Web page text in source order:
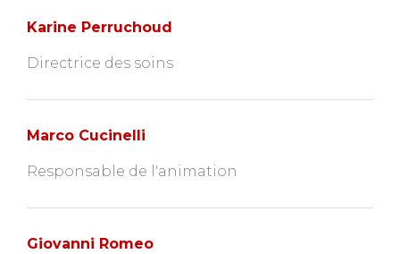
Karine Perruchoud
Directrice des soins
Marco Cucinelli
Responsable de l'animation
Giovanni Romeo